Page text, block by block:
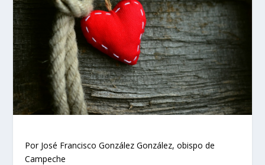
Por José Francisco González González, obispo de
Campeche